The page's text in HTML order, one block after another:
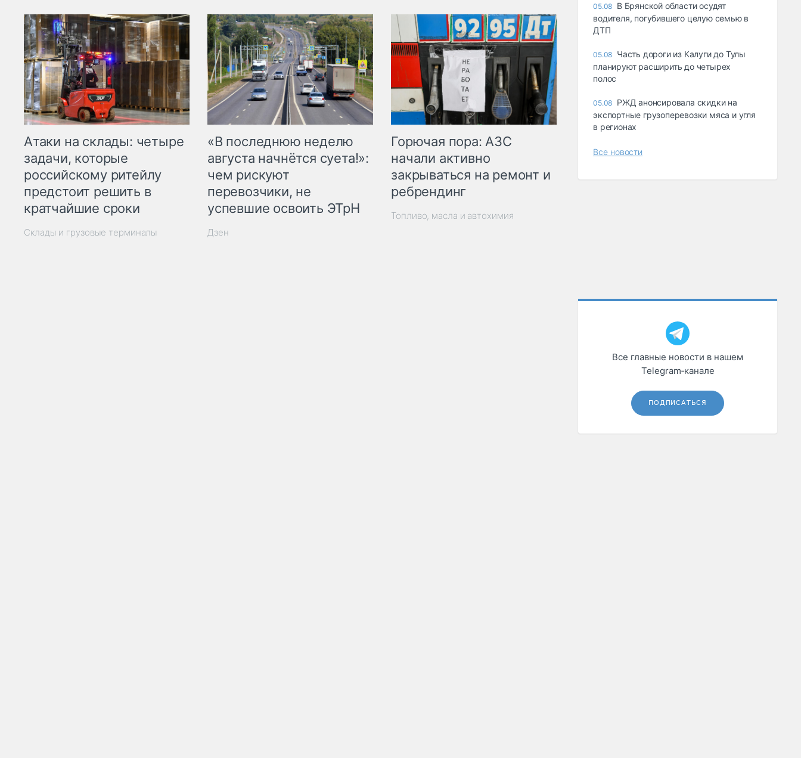
Атаки на склады: четыре
задачи, которые
российскому ритейлу
предстоит решить в
кратчайшие сроки
Склады и грузовые терминалы
«В последнюю неделю
августа начнётся суета!»:
чем рискуют
перевозчики, не
успевшие освоить ЭТрН
Дзен
Горючая пора: АЗС
начали активно
закрываться на ремонт и
ребрендинг
Топливо, масла и автохимия
05.08 В Брянской области осудят
водителя, погубившего целую семью в
ДТП
05.08 Часть дороги из Калуги до Тулы
планируют расширить до четырех
полос
05.08 РЖД анонсировала скидки на
экспортные грузоперевозки мяса и угля
в регионах
Все новости
Все главные новости в нашем
Telegram‑канале
ПОДПИСАТЬСЯ